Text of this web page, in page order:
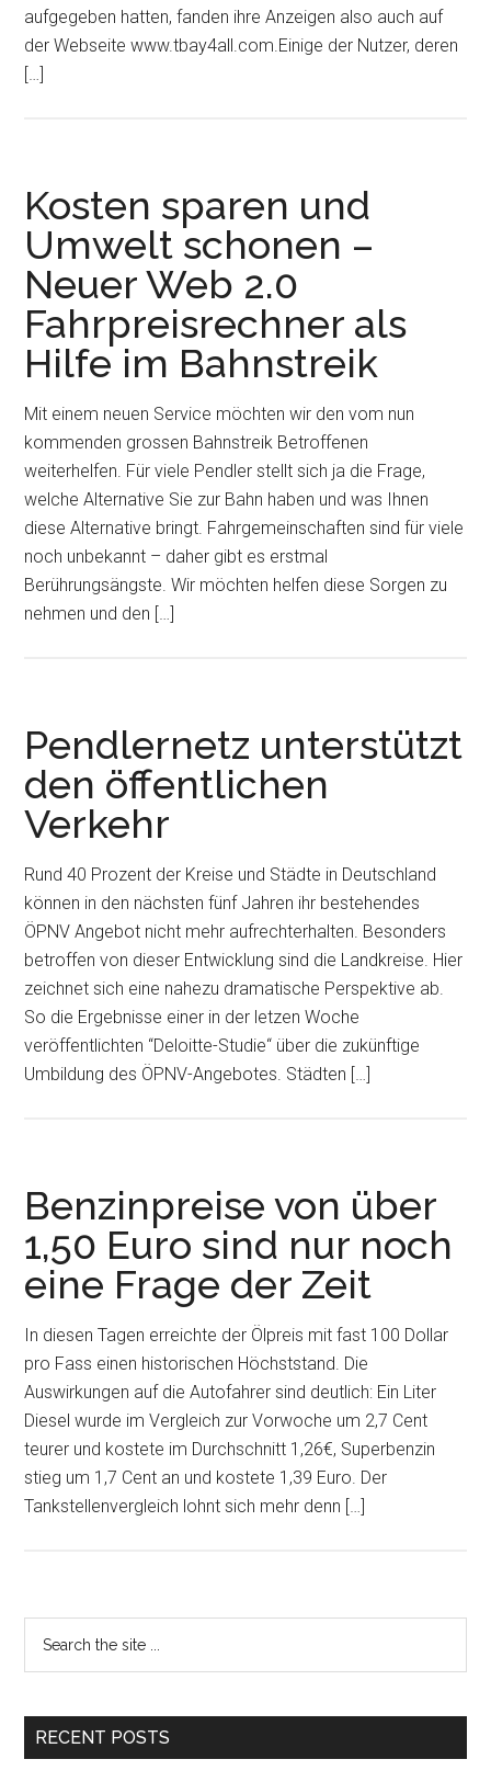
aufgegeben hatten, fanden ihre Anzeigen also auch auf
der Webseite www.tbay4all.com.Einige der Nutzer, deren
[…]
Kosten sparen und
Umwelt schonen –
Neuer Web 2.0
Fahrpreisrechner als
Hilfe im Bahnstreik
Mit einem neuen Service möchten wir den vom nun
kommenden grossen Bahnstreik Betroffenen
weiterhelfen. Für viele Pendler stellt sich ja die Frage,
welche Alternative Sie zur Bahn haben und was Ihnen
diese Alternative bringt. Fahrgemeinschaften sind für viele
noch unbekannt – daher gibt es erstmal
Berührungsängste. Wir möchten helfen diese Sorgen zu
nehmen und den […]
Pendlernetz unterstützt
den öffentlichen
Verkehr
Rund 40 Prozent der Kreise und Städte in Deutschland
können in den nächsten fünf Jahren ihr bestehendes
ÖPNV Angebot nicht mehr aufrechterhalten. Besonders
betroffen von dieser Entwicklung sind die Landkreise. Hier
zeichnet sich eine nahezu dramatische Perspektive ab.
So die Ergebnisse einer in der letzen Woche
veröffentlichten “Deloitte-Studie“ über die zukünftige
Umbildung des ÖPNV-Angebotes. Städten […]
Benzinpreise von über
1,50 Euro sind nur noch
eine Frage der Zeit
In diesen Tagen erreichte der Ölpreis mit fast 100 Dollar
pro Fass einen historischen Höchststand. Die
Auswirkungen auf die Autofahrer sind deutlich: Ein Liter
Diesel wurde im Vergleich zur Vorwoche um 2,7 Cent
teurer und kostete im Durchschnitt 1,26€, Superbenzin
stieg um 1,7 Cent an und kostete 1,39 Euro. Der
Tankstellenvergleich lohnt sich mehr denn […]
Primary
Sidebar
...
RECENT POSTS